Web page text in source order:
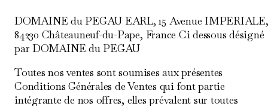
DOMAINE du PEGAU EARL, 15 Avenue IMPERIALE,
84230 Châteauneuf-du-Pape, France Ci dessous désigné
par DOMAINE du PEGAU
Toutes nos ventes sont soumises aux présentes
Conditions Générales de Ventes qui font partie
intégrante de nos offres, elles prévalent sur toutes